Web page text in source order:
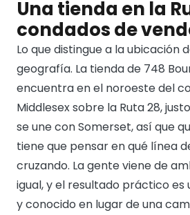
Una tienda en la
condados de
Lo que distingue a la ubicación
geografía. La tienda de 748
encuentra en el noroeste del
Middlesex sobre la Ruta 28,
se une con Somerset, así que
tiene que pensar en qué línea
cruzando. La gente viene de
igual, y el resultado práctico
y conocido en lugar de una